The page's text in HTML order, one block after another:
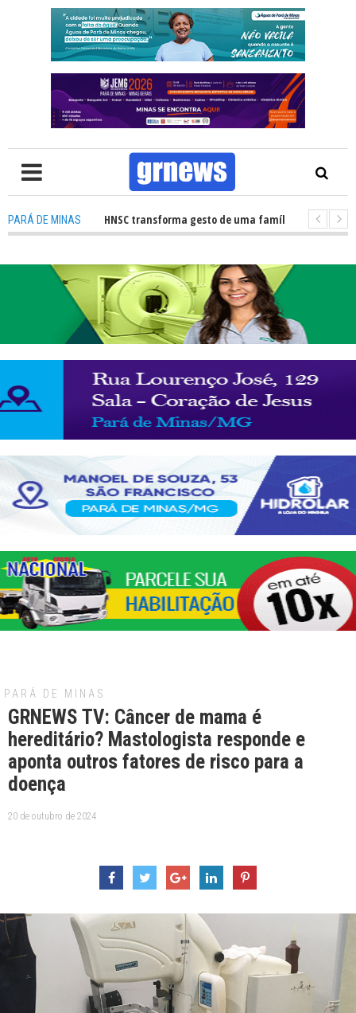
PARÁ DE MINAS
de órgãos no HNSC transforma gesto de uma família em esperança
PARÁ DE MINAS
GRNEWS TV: Câncer de mama é
hereditário? Mastologista responde e
aponta outros fatores de risco para a
doença
20 de outubro de 2024